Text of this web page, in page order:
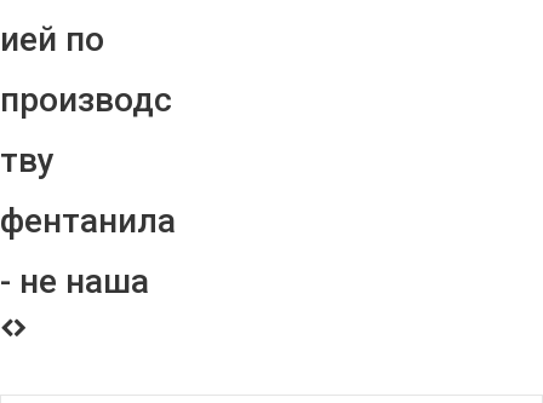
ией по
производс
тву
фентанила
- не наша